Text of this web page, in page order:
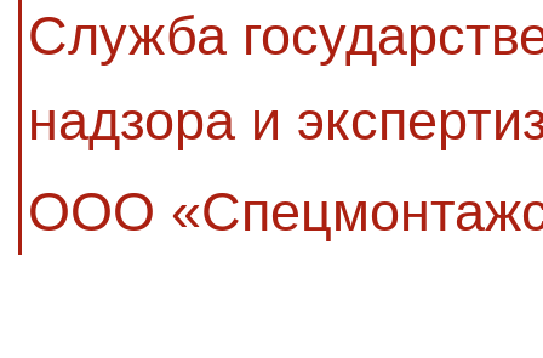
Служба
надзора и
ООО